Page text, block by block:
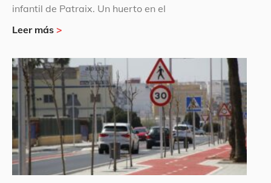
infantil de Patraix. Un huerto en el
Leer más >